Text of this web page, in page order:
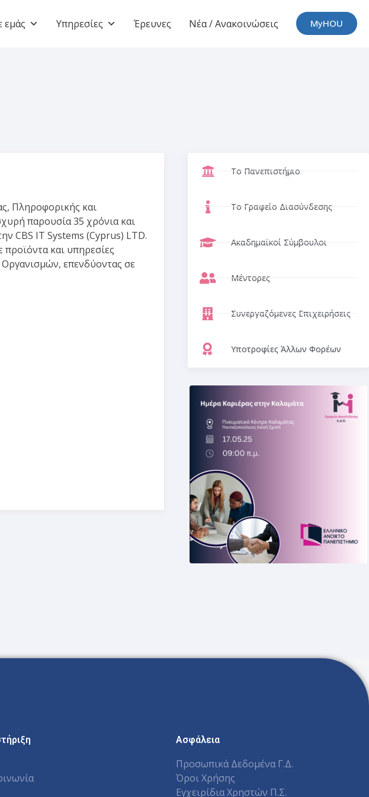
εμάς Υπηρεσίες Έρευνες Νέα / Ανακοινώσεις MyHOU
Πληροφορικής και
παρουσία 35 χρόνια και
CBS IT Systems (Cyprus) LTD.
και υπηρεσίες
επενδύοντας σε
Το Πανεπιστήμιο
Το Γραφείο Διασύνδεσης
Ακαδημαϊκοί Σύμβουλοι
Μέντορες
Συνεργαζόμενες Επιχειρήσεις
Υποτροφίες Άλλων Φορέων
Ασφάλεια
Προσωπικά Δεδομένα Γ.Δ.
Όροι Χρήσης
Εγχειρίδια Χρηστών Π.Σ.